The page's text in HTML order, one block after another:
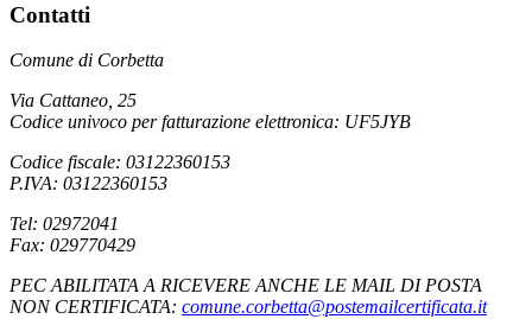
Contatti
Comune di Corbetta
Via Cattaneo, 25
Codice univoco per fatturazione elettronica: UF5JYB
Codice fiscale: 03122360153
P.IVA: 03122360153
Tel: 02972041
Fax: 029770429
PEC ABILITATA A RICEVERE ANCHE LE MAIL DI POSTA
NON CERTIFICATA: comune.corbetta@postemailcertificata.it